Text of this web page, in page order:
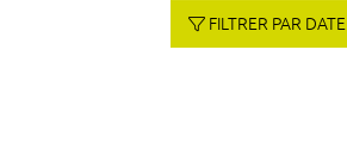
FILTRER PAR DATE